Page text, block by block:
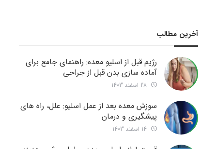
آخرین مطالب
رژیم قبل از اسلیو معده: راهنمای جامع برای
آماده سازی بدن قبل از جراحی
سوزش معده بعد از عمل اسلیو: علل، راه های
پیشگیری و درمان